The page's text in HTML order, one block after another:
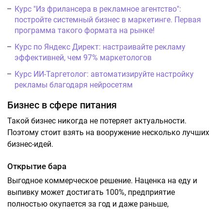
Курс "Из фрилансера в рекламное агентство":
постройте системный бизнес в маркетинге. Первая
программа такого формата на рынке!
Курс по Яндекс Директ: настраивайте рекламу
эффективней, чем 97% маркетологов
Курс ИИ-Таргетолог: автоматизируйте настройку
рекламы благодаря нейросетям
Бизнес в сфере питания
Такой бизнес никогда не потеряет актуальности.
Поэтому стоит взять на вооружение несколько лучших
бизнес-идей.
Открытие бара
Выгодное коммерческое решение. Наценка на еду и
выпивку может достигать 100%, предприятие
полностью окупается за год и даже раньше,